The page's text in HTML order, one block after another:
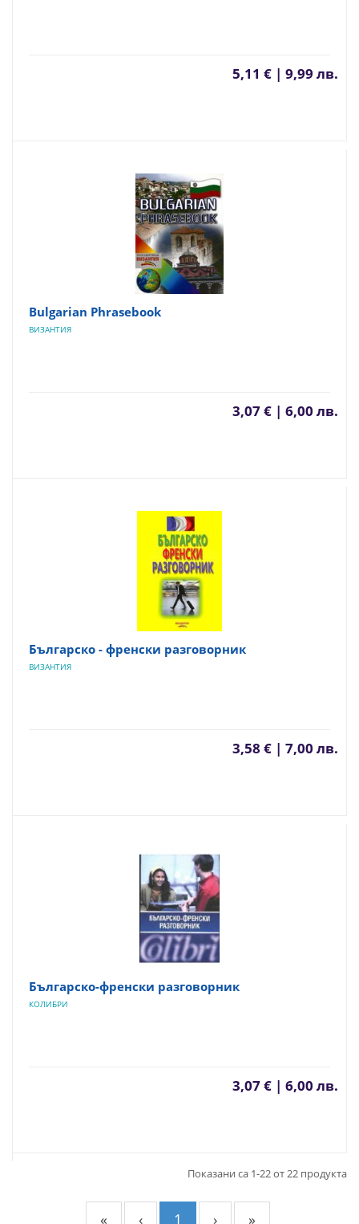
5,11 € | 9,99 лв.
Bulgarian Phrasebook
ВИЗАНТИЯ
3,07 € | 6,00 лв.
Българско - френски разговорник
ВИЗАНТИЯ
3,58 € | 7,00 лв.
Българско-френски разговорник
КОЛИБРИ
3,07 € | 6,00 лв.
Показани са 1-22 от 22 продукта
« ‹ 1 › »